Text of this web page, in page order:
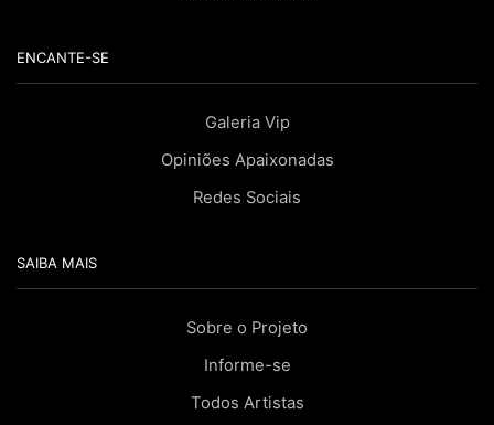
ENCANTE-SE
Galeria Vip
Opiniões Apaixonadas
Redes Sociais
SAIBA MAIS
Sobre o Projeto
Informe-se
Todos Artistas